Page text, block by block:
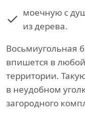
моечную с
из дерева.
Восьмиугольная
впишется в
территории.
в неудобном
загородного